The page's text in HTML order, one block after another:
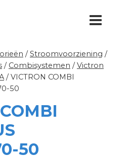
/ Stroomvoorziening /
/ Combisystemen / Victron
/ VICTRON COMBI
50
50